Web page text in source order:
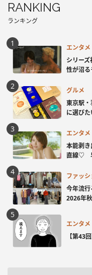
RANKING
ランキング
エンタメ
シリー
性が沼
グルメ
東京駅
に選び
エンタメ
本能剥
直線♡
ファッシ
今年流
2026年
エンタメ
【第43